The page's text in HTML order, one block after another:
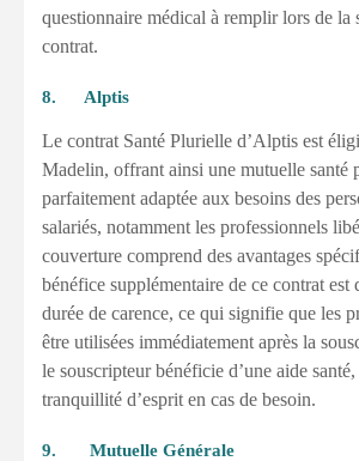
questionnaire médical à remplir lors de la
contrat.
8. Alptis
Le contrat Santé Plurielle d’Alptis est
Madelin, offrant ainsi une mutuelle santé
parfaitement adaptée aux besoins des
salariés, notamment les professionnels
couverture comprend des avantages
bénéfice supplémentaire de ce contrat est
durée de carence, ce qui signifie que les
être utilisées immédiatement après la
le souscripteur bénéficie d’une aide
tranquillité d’esprit en cas de besoin.
9. Mutuelle Générale